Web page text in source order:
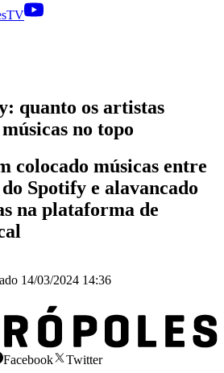
quanto os artistas
no topo
colocado músicas entre
Spotify e alavancado
na plataforma de
14/03/2024 14:36
Facebook
Twitter